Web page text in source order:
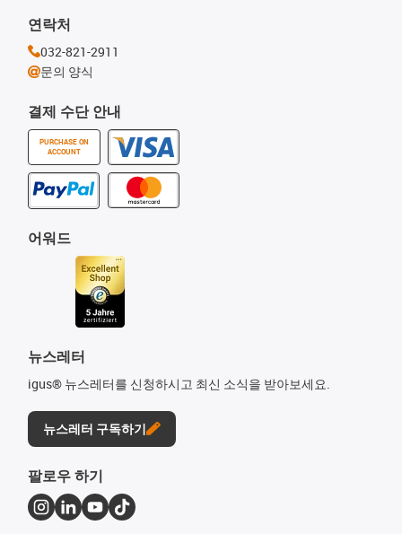
결제 수단 안내
PURCHASE ON
ACCOUNT
어워드
뉴스레터
igus® 뉴스레터를 신청하시고 최신 소식을 받아보세요.
뉴스레터 구독하기
연락처
032-821-2911
문의 양식
팔로우 하기